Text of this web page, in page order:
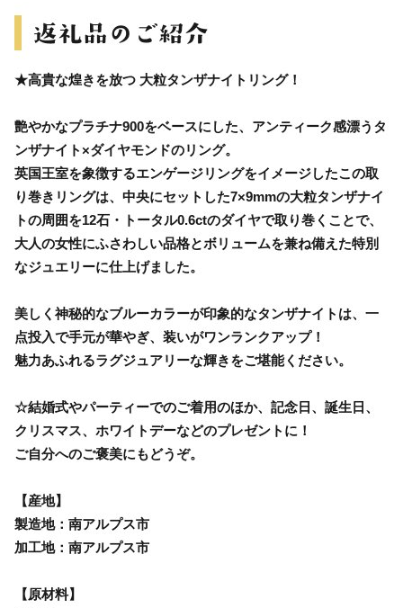
★高貴な煌きを放つ 大粒タンザナイトリング！
艶やかなプラチナ900をベースにした、アンティーク感漂うタ
ンザナイト×ダイヤモンドのリング。
英国王室を象徴するエンゲージリングをイメージしたこの取
り巻きリングは、中央にセットした7×9mmの大粒タンザナイ
トの周囲を12石・トータル0.6ctのダイヤで取り巻くことで、
大人の女性にふさわしい品格とボリュームを兼ね備えた特別
なジュエリーに仕上げました。
美しく神秘的なブルーカラーが印象的なタンザナイトは、一
点投入で手元が華やぎ、装いがワンランクアップ！
魅力あふれるラグジュアリーな輝きをご堪能ください。
☆結婚式やパーティーでのご着用のほか、記念日、誕生日、
クリスマス、ホワイトデーなどのプレゼントに！
ご自分へのご褒美にもどうぞ。
【産地】
製造地：南アルプス市
加工地：南アルプス市
【原材料】